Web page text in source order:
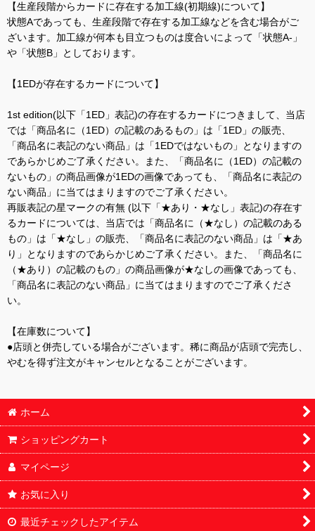
【生産段階からカードに存在する加工線(初期線)について】
状態Aであっても、生産段階で存在する加工線などを含む場合がご
ざいます。加工線が何本も目立つものは度合いによって「状態A-」
や「状態B」としております。
【1EDが存在するカードについて】
1st edition(以下「1ED」表記)の存在するカードにつきまして、当店
では「商品名に（1ED）の記載のあるもの」は「1ED」の販売、
「商品名に表記のない商品」は「1EDではないもの」となりますの
であらかじめご了承ください。また、「商品名に（1ED）の記載の
ないもの」の商品画像が1EDの画像であっても、「商品名に表記の
ない商品」に当てはまりますのでご了承ください。
再販表記の星マークの有無 (以下「★あり・★なし」表記)の存在す
るカードについては、当店では「商品名に（★なし）の記載のある
もの」は「★なし」の販売、「商品名に表記のない商品」は「★あ
り」となりますのであらかじめご了承ください。また、「商品名に
（★あり）の記載のもの」の商品画像が★なしの画像であっても、
「商品名に表記のない商品」に当てはまりますのでご了承くださ
い。
【在庫数について】
●店頭と併売している場合がございます。稀に商品が店頭で完売し、
やむを得ず注文がキャンセルとなることがございます。
ホーム
ショッピングカート
マイページ
お気に入り
最近チェックしたアイテム